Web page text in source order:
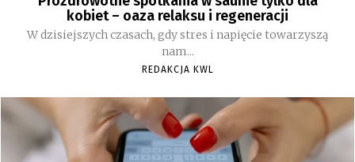
kobiet – oaza relaksu i regeneracji
W dzisiejszych czasach, gdy stres i napięcie towarzyszą
nam...
REDAKCJA KWL